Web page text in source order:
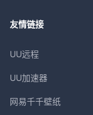
友情链接
UU远程
UU加速器
网易千千壁纸